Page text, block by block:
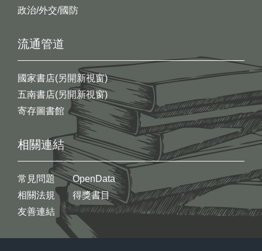
政治/外交/國防
流通管道
國家書店(另開新視窗)
五南書店(另開新視窗)
寄存圖書館
相關連結
常見問題
相關法規
友善連結
OpenData
得獎書目